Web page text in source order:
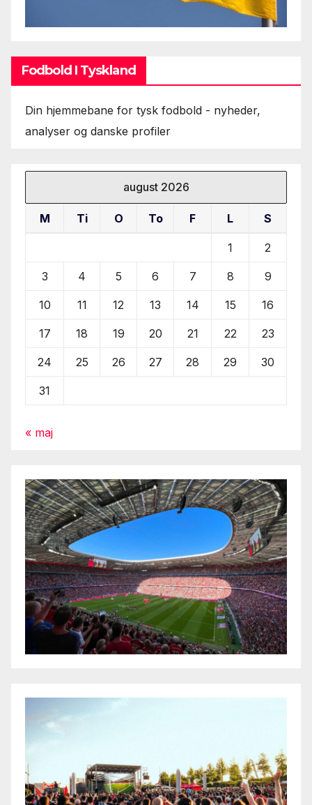
Fodbold I Tyskland
Din hjemmebane for tysk fodbold - nyheder,
analyser og danske profiler
august 2026
M Ti O To F L S
1 2
3 4 5 6 7 8 9
10 11 12 13 14 15 16
17 18 19 20 21 22 23
24 25 26 27 28 29 30
31
« maj